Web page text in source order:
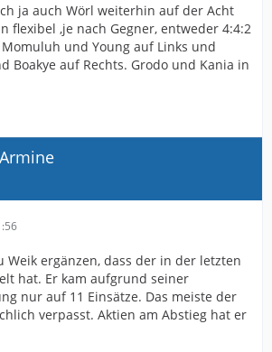
ja auch Wörl weiterhin auf der Acht
flexibel ,je nach Gegner, entweder 4:4:2
und Young auf Links und
Boakye auf Rechts. Grodo und Kania in
Weik ergänzen, dass der in der letzten
hat. Er kam aufgrund seiner
nur auf 11 Einsätze. Das meiste der
verpasst. Aktien am Abstieg hat er